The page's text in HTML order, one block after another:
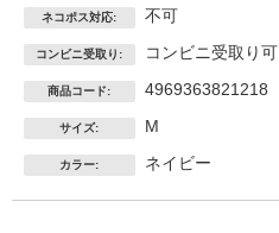
ネコポス対応: 不可
コンビニ受取り: コンビニ受取り可
商品コード: 4969363821218
サイズ: M
カラー: ネイビー